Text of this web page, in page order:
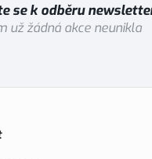
se k odběru
už žádná akce neunikla